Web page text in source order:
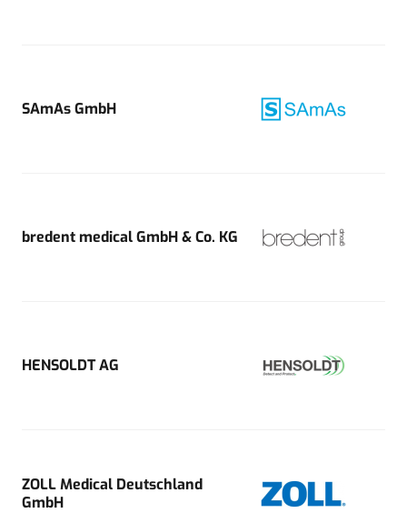
SAmAs GmbH
bredent medical GmbH & Co. KG
HENSOLDT AG
ZOLL Medical Deutschland
GmbH